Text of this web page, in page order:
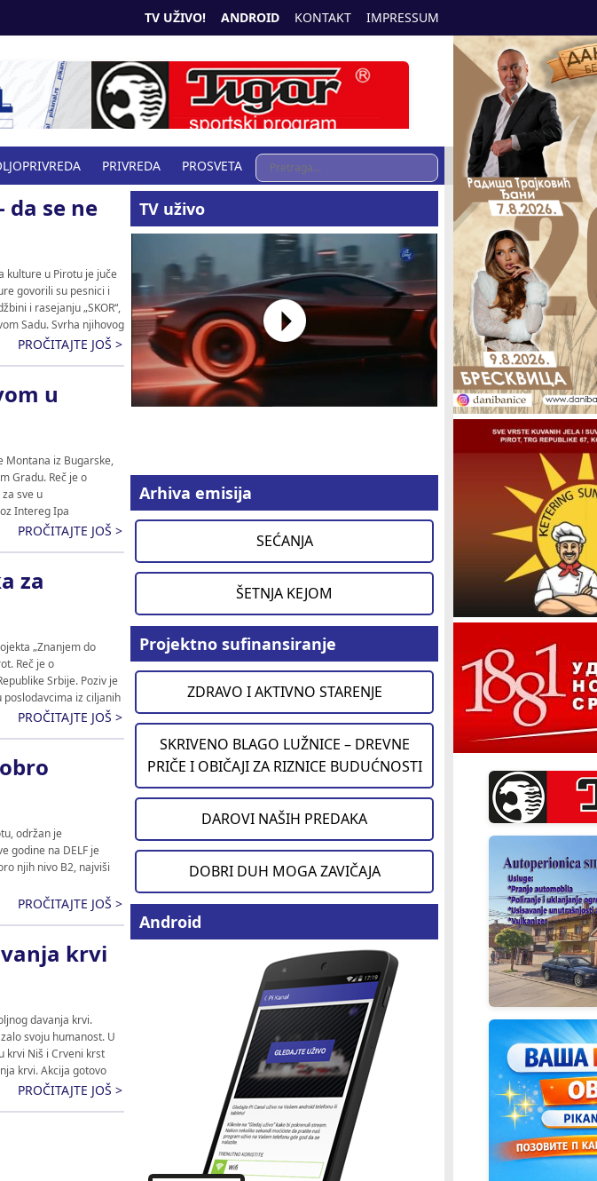
TV UŽIVO! ANDROID KONTAKT IMPRESSUM
PRIVREDA PROSVETA
da se ne
kulture u Pirotu je juče
govorili su pesnici i
i rasejanju „SKOR“,
Sadu. Svrha njihovog
PROČITAJTE JOŠ >
u
Montana iz Bugarske,
Gradu. Reč je o
sve u
Intereg Ipa
PROČITAJTE JOŠ >
za
„Znanjem do
Reč je o
Srbije. Poziv je
iz ciljanih
PROČITAJTE JOŠ >
održan je
godine na DELF je
njih nivo B2, najviši
PROČITAJTE JOŠ >
krvi
davanja krvi.
svoju humanost. U
krvi Niš i Crveni krst
krvi. Akcija gotovo
PROČITAJTE JOŠ >
TV uživo
Arhiva emisija
SEĆANJA
ŠETNJA KEJOM
Projektno sufinansiranje
ZDRAVO I AKTIVNO STARENJE
SKRIVENO BLAGO LUŽNICE – DREVNE
PRIČE I OBIČAJI ZA RIZNICE BUDUĆNOSTI
DAROVI NAŠIH PREDAKA
DOBRI DUH MOGA ZAVIČAJA
Android